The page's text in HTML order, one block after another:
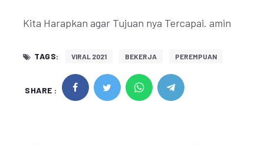
Kita Harapkan agar Tujuan nya Tercapai. amin
TAGS: VIRAL 2021 BEKERJA PEREMPUAN
SHARE :